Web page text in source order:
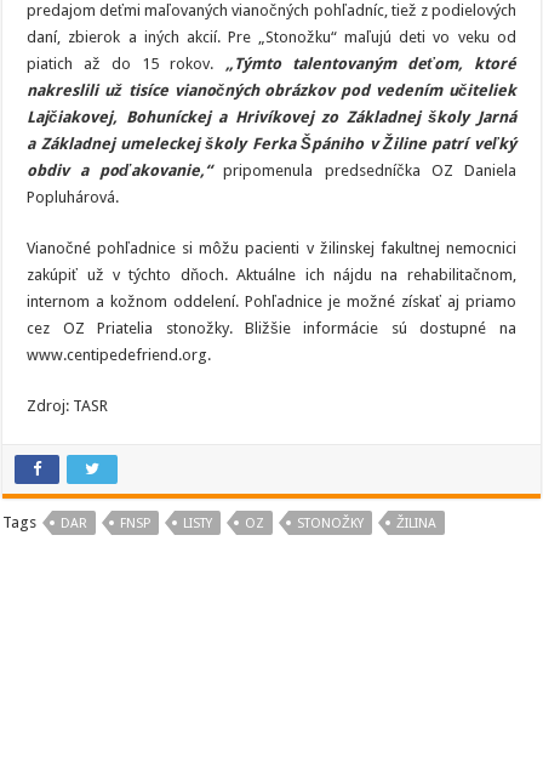
predajom deťmi maľovaných vianočných pohľadníc, tiež z podielových
daní, zbierok a iných akcií. Pre „Stonožku“ maľujú deti vo veku od
piatich až do 15 rokov. „Týmto talentovaným deťom, ktoré
nakreslili už tisíce vianočných obrázkov pod vedením učiteliek
Lajčiakovej, Bohuníckej a Hrivíkovej zo Základnej školy Jarná
a Základnej umeleckej školy Ferka Špániho v Žiline patrí veľký
obdiv a poďakovanie,“pripomenula predsedníčka OZ Daniela
Popluhárová.
Vianočné pohľadnice si môžu pacienti v žilinskej fakultnej nemocnici
zakúpiť už v týchto dňoch. Aktuálne ich nájdu na rehabilitačnom,
internom a kožnom oddelení. Pohľadnice je možné získať aj priamo
cez OZ Priatelia stonožky. Bližšie informácie sú dostupné na
www.centipedefriend.org.
Zdroj: TASR
Tags DAR FNSP LISTY OZ STONOŽKY ŽILINA